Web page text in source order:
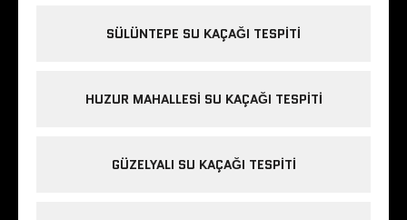
SÜLÜNTEPE SU KAÇAĞI TESPITI
HUZUR MAHALLESI SU KAÇAĞI TESPITI
GÜZELYALI SU KAÇAĞI TESPITI